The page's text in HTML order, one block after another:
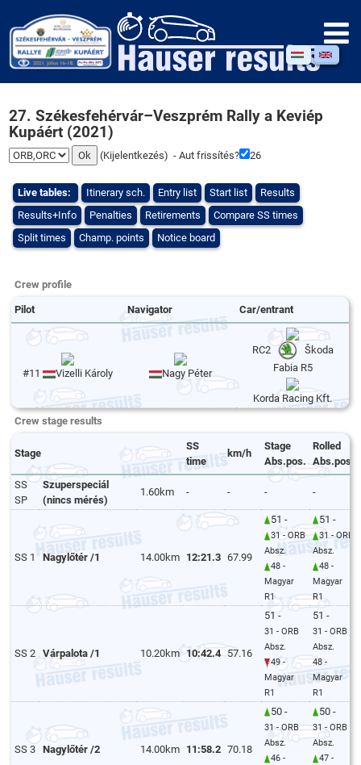
27. Székesfehérvár–Veszprém Rally a Keviép
Kupáért (2021)
(Kijelentkezés) - Aut frissítés? 26
Live tables: Itinerary sch. Entry list Start list
Results
Results+Info
Penalties Retirements
Compare SS times
Split times
Champ. points Notice board
Crew profile
Pilot Navigator Car/entrant
#11 Vizelli Károly Nagy Péter
RC2
Škoda
Fabia R5
Korda Racing Kft.
Crew stage results
Stage
SS
time
km/h
Stage
Abs.pos.
Rolled
Abs.pos.
SS
SP
Szuperspeciál
(nincs mérés)
1.60km - - - -
SS 1 Nagylőtér /1 14.00km 12:21.3 67.99
51 -
31 - ORB
Absz.
48 -
Magyar
R1
51 -
31 - ORB
Absz.
48 -
Magyar
R1
SS 2 Várpalota /1 10.20km 10:42.4 57.16
51 -
31 - ORB
Absz.
49 -
Magyar
R1
51 -
31 - ORB
Absz.
48 -
Magyar
R1
SS 3 Nagylőtér /2 14.00km 11:58.2 70.18
50 -
31 - ORB
Absz.
46 -
50 -
31 - ORB
Absz.
47 -